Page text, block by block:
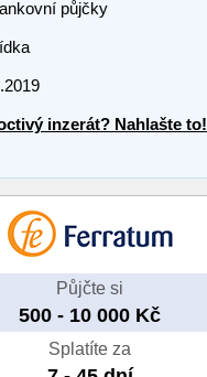
půjčky
inzerát? Nahlašte to!
Půjčte si
500 - 10 000 Kč
Splatíte za